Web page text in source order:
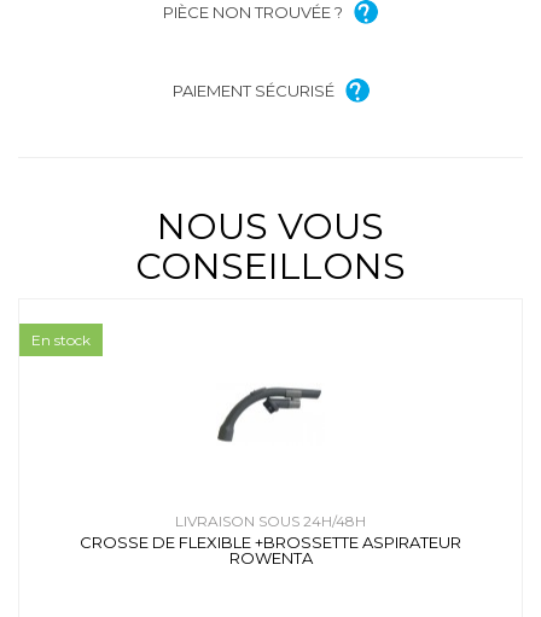
PIÈCE NON TROUVÉE ?
PAIEMENT SÉCURISÉ
NOUS VOUS
CONSEILLONS
LIVRAISON SOUS 24H/48H
CROSSE DE FLEXIBLE +BROSSETTE ASPIRATEUR
ROWENTA
En stock